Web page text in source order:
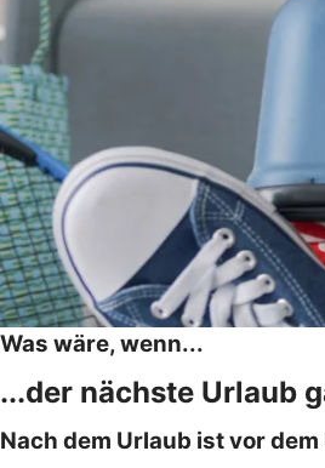
Was wäre, wenn...
...der nächste Urlaub
Nach dem Urlaub ist vor